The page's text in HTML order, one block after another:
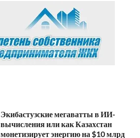
Экибастузские мегаватты в ИИ-
вычисления или как Казахстан
монетизирует энергию на $10 млрд